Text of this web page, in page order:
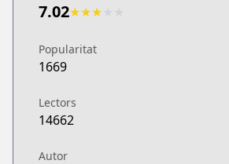
7.02★★★
Popularitat
1669
Lectors
14662
Autor